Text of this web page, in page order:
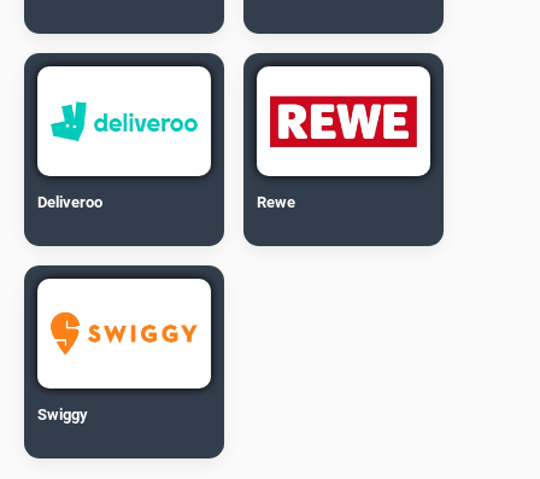
Deliveroo Rewe
Swiggy